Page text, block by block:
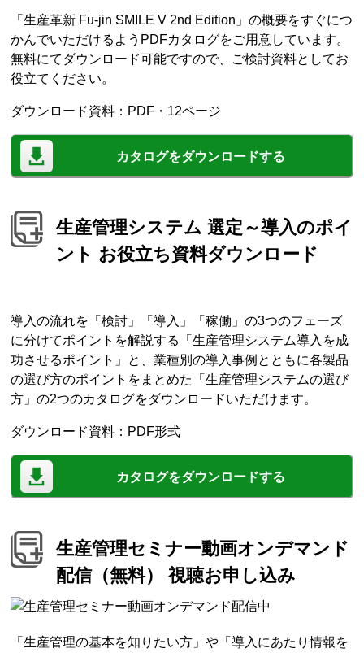
「生産革新 Fu-jin SMILE V 2nd Edition」の概要をすぐにつ
かんでいただけるようPDFカタログをご用意しています。
無料にてダウンロード可能ですので、ご検討資料としてお
役立てください。
ダウンロード資料：PDF・12ページ
カタログをダウンロードする
生産管理システム 選定～導入のポイ
ント お役立ち資料ダウンロード
導入の流れを「検討」「導入」「稼働」の3つのフェーズ
に分けてポイントを解説する「生産管理システム導入を成
功させるポイント」と、業種別の導入事例とともに各製品
の選び方のポイントをまとめた「生産管理システムの選び
方」の2つのカタログをダウンロードいただけます。
ダウンロード資料：PDF形式
カタログをダウンロードする
生産管理セミナー動画オンデマンド
配信（無料） 視聴お申し込み
「生産管理の基本を知りたい方」や「導入にあたり情報を